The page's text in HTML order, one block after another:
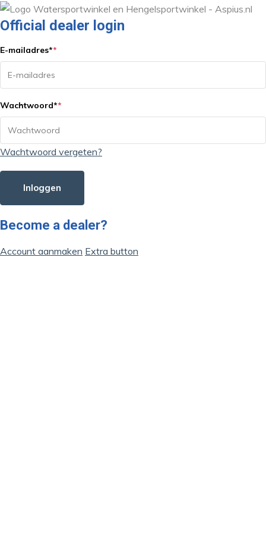
Official dealer login
E-mailadres**
Wachtwoord**
Wachtwoord vergeten?
Inloggen
Become a dealer?
Account aanmaken Extra button